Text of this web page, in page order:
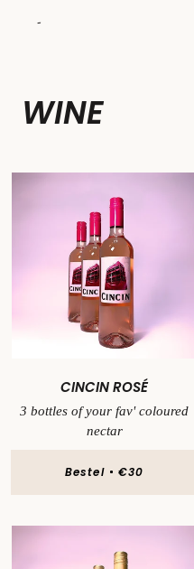
-
WINE
CINCIN ROSÉ
3 bottles of your fav' coloured
nectar
Bestel €30